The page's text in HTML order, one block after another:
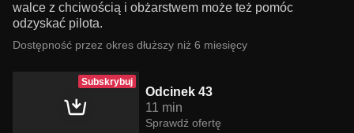
walce z chciwością i obżarstwem może też pomóc
odzyskać pilota.
Dostępność przez okres dłuższy niż 6 miesięcy
Subskrybuj
Odcinek 43
11 min
Sprawdź ofertę